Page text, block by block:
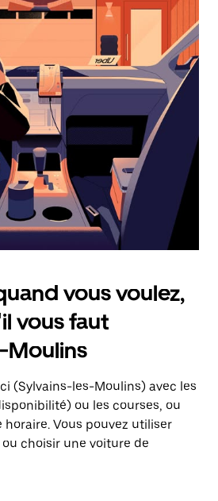
vous voulez,
vous faut
Moulins
(Sylvains-les-Moulins) avec les
ou les courses, ou
horaire. Vous pouvez utiliser
choisir une voiture de